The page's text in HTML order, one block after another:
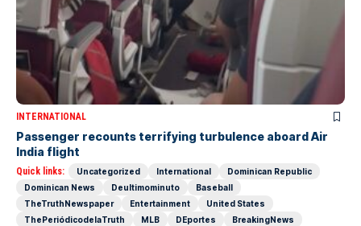
INTERNATIONAL
Passenger recounts terrifying turbulence aboard Air
India flight
Quick links: Uncategorized International
Dominican Republic
Dominican News
Deultimominuto
Baseball
TheTruthNewspaper
Entertainment
United States
ThePeriódicodelaTruth
MLB DEportes
BreakingNews